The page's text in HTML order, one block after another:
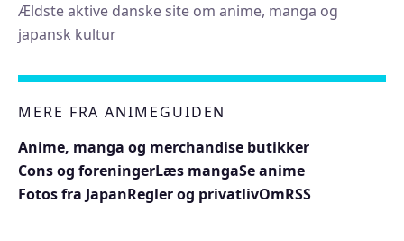
Ældste aktive danske site om anime, manga og
japansk kultur
MERE FRA ANIMEGUIDEN
Anime, manga og merchandise butikker
Cons og foreningerLæs mangaSe anime
Fotos fra JapanRegler og privatlivOmRSS